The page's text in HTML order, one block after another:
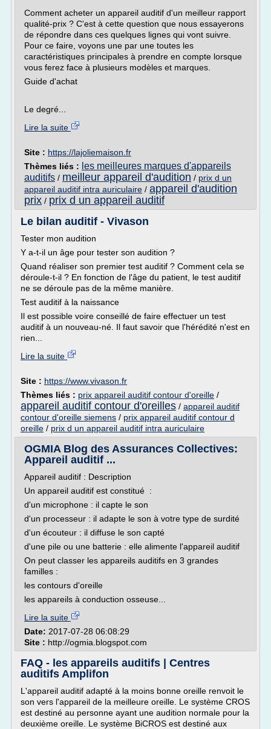
Comment acheter un appareil auditif d'un meilleur rapport
qualité-prix ? C'est à cette question que nous essayerons
de répondre dans ces quelques lignes qui vont suivre.
Pour ce faire, voyons une par une toutes les
caractéristiques principales à prendre en compte lorsque
vous ferez face à plusieurs modèles et marques.
Guide d'achat
Le degré...
Lire la suite
Site : https://lajoliemaison.fr
Thèmes liés : les meilleures marques d'appareils
auditifs / meilleur appareil d'audition / prix d un
appareil auditif intra auriculaire / appareil d'audition
prix / prix d un appareil auditif
Le bilan auditif - Vivason
Tester mon audition
Y a-t-il un âge pour tester son audition ?
Quand réaliser son premier test auditif ? Comment cela se
déroule-t-il ? En fonction de l'âge du patient, le test auditif
ne se déroule pas de la même manière.
Test auditif à la naissance
Il est possible voire conseillé de faire effectuer un test
auditif à un nouveau-né. Il faut savoir que l'hérédité n'est en
rien...
Lire la suite
Site : https://www.vivason.fr
Thèmes liés : prix appareil auditif contour d'oreille /
appareil auditif contour d'oreilles / appareil auditif
contour d'oreille siemens / prix appareil auditif contour d
oreille / prix d un appareil auditif intra auriculaire
OGMIA Blog des Assurances Collectives:
Appareil auditif ...
Appareil auditif : Description
Un appareil auditif est constitué :
d'un microphone : il capte le son
d'un processeur : il adapte le son à votre type de surdité
d'un écouteur : il diffuse le son capté
d'une pile ou une batterie : elle alimente l'appareil auditif
On peut classer les appareils auditifs en 3 grandes
familles :
les contours d'oreille
les appareils à conduction osseuse...
Lire la suite
Date: 2017-07-28 06:08:29
Site : http://ogmia.blogspot.com
FAQ - les appareils auditifs | Centres
auditifs Amplifon
L'appareil auditif adapté à la moins bonne oreille renvoit le
son vers l'appareil de la meilleure oreille. Le système CROS
est destiné au personne ayant une audition normale pour la
deuxième oreille. Le système BiCROS est destiné aux